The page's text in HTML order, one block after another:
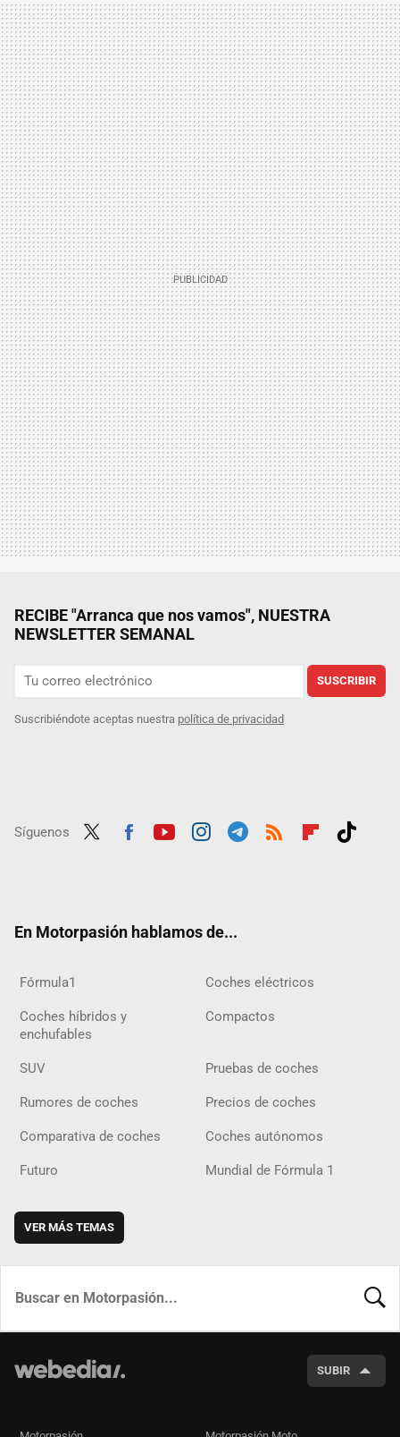
RECIBE "Arranca que nos vamos", NUESTRA
NEWSLETTER SEMANAL
SUSCRIBIR
Suscribiéndote aceptas nuestra política de privacidad
Síguenos
En Motorpasión hablamos de...
Fórmula1 Coches eléctricos
Coches híbridos y
enchufables
Compactos
SUV Pruebas de coches
Rumores de coches Precios de coches
Comparativa de coches Coches autónomos
Futuro Mundial de Fórmula 1
VER MÁS TEMAS
SUBIR